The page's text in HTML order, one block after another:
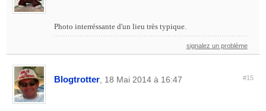
Photo interréssante d'un lieu très typique.
signalez un problème
Blogtrotter , 18 Mai 2014 à 16:47 #15